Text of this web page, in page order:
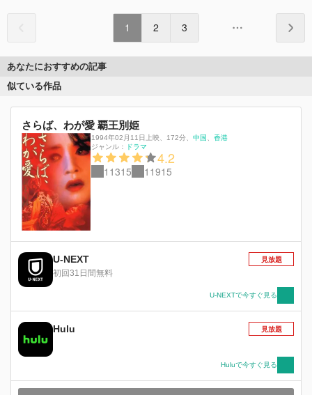
1 2 3
あなたにおすすめの記事
似ている作品
さらば、わが愛 覇王別姫
1994年02月11日上映 172分 中国
香港
ジャンル：
ドラマ
4.2
11315 11915
U-NEXT
初回31日間無料
見放題
U-NEXTで今すぐ見る
Hulu 見放題
Huluで今すぐ見る